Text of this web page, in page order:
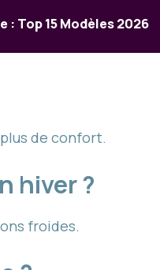
: Top 15 Modèles 2026
de confort.
hiver ?
froides.